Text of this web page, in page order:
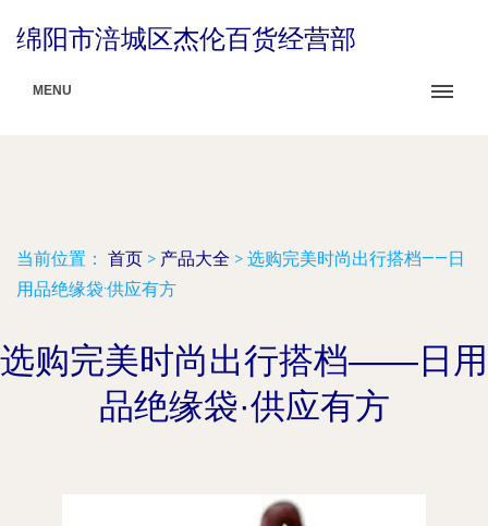
绵阳市涪城区杰伦百货经营部
MENU
当前位置： 首页 > 产品大全 > 选购完美时尚出行搭档——日
用品绝缘袋·供应有方
选购完美时尚出行搭档——日用
品绝缘袋·供应有方